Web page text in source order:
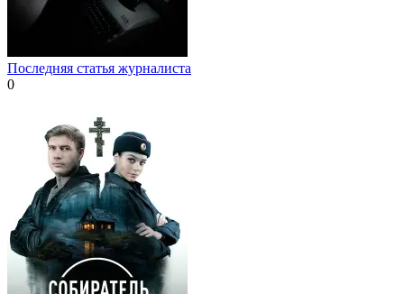
Последняя статья журналиста
0